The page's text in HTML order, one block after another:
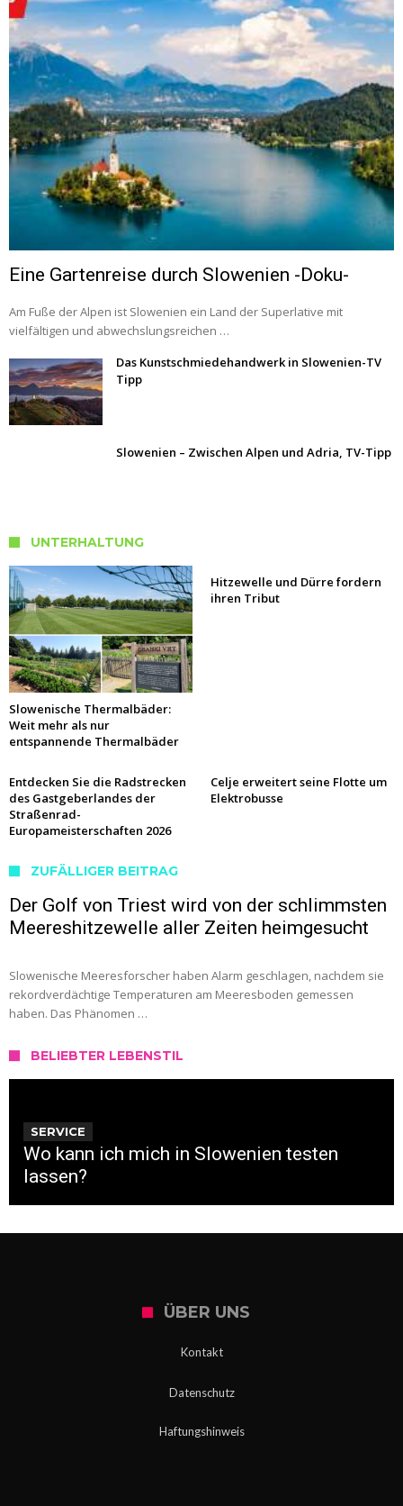
Eine Gartenreise durch Slowenien -Doku-
Am Fuße der Alpen ist Slowenien ein Land der Superlative mit
vielfältigen und abwechslungsreichen …
Das Kunstschmiedehandwerk in Slowenien-TV
Tipp
Slowenien – Zwischen Alpen und Adria, TV-Tipp
UNTERHALTUNG
Slowenische Thermalbäder:
Weit mehr als nur
entspannende Thermalbäder
Hitzewelle und Dürre fordern
ihren Tribut
Entdecken Sie die Radstrecken
des Gastgeberlandes der
Straßenrad-
Europameisterschaften 2026
Celje erweitert seine Flotte um
Elektrobusse
ZUFÄLLIGER BEITRAG
Der Golf von Triest wird von der schlimmsten
Meereshitzewelle aller Zeiten heimgesucht
Slowenische Meeresforscher haben Alarm geschlagen, nachdem sie
rekordverdächtige Temperaturen am Meeresboden gemessen
haben. Das Phänomen …
BELIEBTER LEBENSTIL
SERVICE
Wo kann ich mich in Slowenien testen
lassen?
ÜBER UNS
Kontakt
Datenschutz
Haftungshinweis